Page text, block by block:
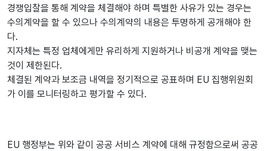
경쟁입찰을 통해 계약을 체결해야 하며 특별한 사유가 있는 경우는
수의계약을 할 수 있으나 수의계약의 내용은 투명하게 공개해야 한
다.
지자체는 특정 업체에게만 유리하게 지원하거나 비공개 계약을 맺는
것이 제한된다.
체결된 계약과 보조금 내역을 정기적으로 공표하며 EU 집행위원회
가 이를 모니터링하고 평가할 수 있다.
EU 행정부는 위와 같이 공공 서비스 계약에 대해 규정함으로써 공공